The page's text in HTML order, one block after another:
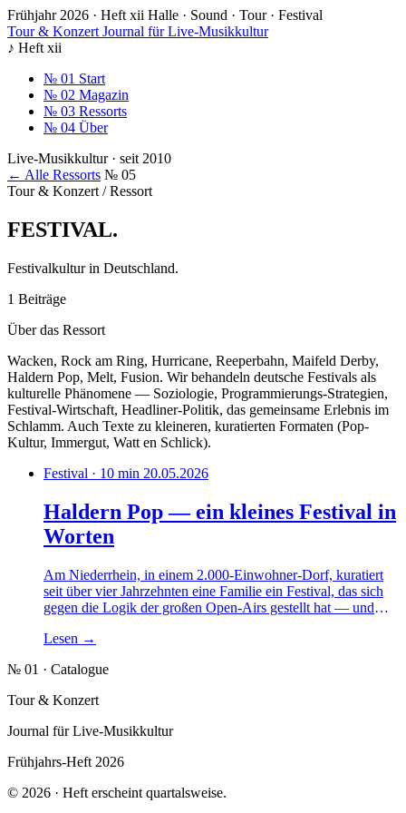
Frühjahr 2026 · Heft xii Halle · Sound · Tour · Festival
Tour & Konzert Journal für Live-Musikkultur
♪ Heft xii
№ 01 Start
№ 02 Magazin
№ 03 Ressorts
№ 04 Über
Live-Musikkultur · seit 2010
← Alle Ressorts № 05
Tour & Konzert / Ressort
FESTIVAL.
Festivalkultur in Deutschland.
1 Beiträge
Über das Ressort
Wacken, Rock am Ring, Hurricane, Reeperbahn, Maifeld Derby,
Haldern Pop, Melt, Fusion. Wir behandeln deutsche Festivals als
kulturelle Phänomene — Soziologie, Programmierungs-Strategien,
Festival-Wirtschaft, Headliner-Politik, das gemeinsame Erlebnis im
Schlamm. Auch Texte zu kleineren, kuratierten Formaten (Pop-
Kultur, Immergut, Watt en Schlick).
Festival · 10 min 20.05.2026
Haldern Pop — ein kleines Festival in
Worten
Am Niederrhein, in einem 2.000-Einwohner-Dorf, kuratiert
seit über vier Jahrzehnten eine Familie ein Festival, das sich
gegen die Logik der großen Open-Airs gestellt hat — und
Form.
Lesen →
№ 01 · Catalogue
Tour & Konzert
Journal für Live-Musikkultur
Frühjahrs-Heft 2026
© 2026 · Heft erscheint quartalsweise.